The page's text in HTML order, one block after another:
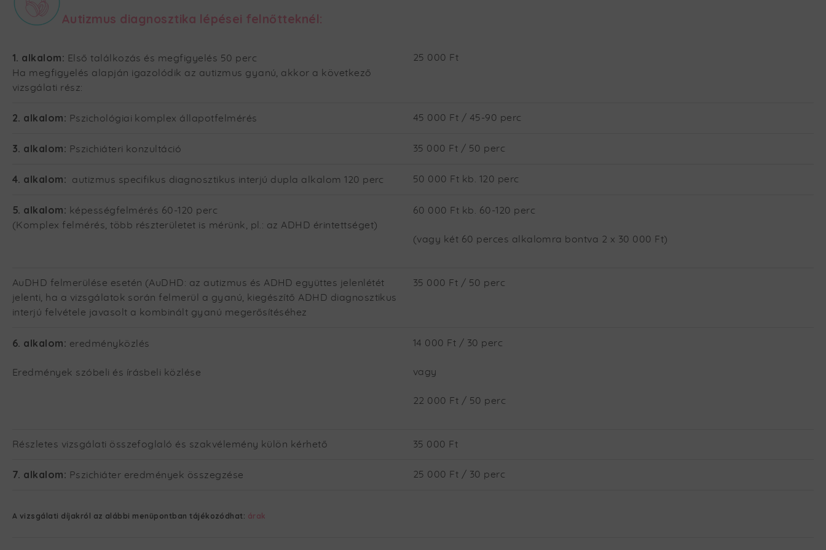
Autizmus diagnosztika lépései felnőtteknél:
1. alkalom: Első találkozás és megfigyelés 50 perc
Ha megfigyelés alapján igazolódik az autizmus gyanú, akkor a következő
vizsgálati rész:
25 000 Ft
2. alkalom: Pszichológiai komplex állapotfelmérés 45 000 Ft / 45-90 perc
3. alkalom: Pszichiáteri konzultáció 35 000 Ft / 50 perc
4. alkalom: autizmus specifikus diagnosztikus interjú dupla alkalom 120 perc 50 000 Ft kb. 120 perc
5. alkalom: képességfelmérés 60-120 perc
(Komplex felmérés, több részterületet is mérünk, pl.: az ADHD érintettséget)
60 000 Ft kb. 60-120 perc
(vagy két 60 perces alkalomra bontva 2 x 30 000 Ft)
AuDHD felmerülése esetén (AuDHD: az autizmus és ADHD együttes jelenlétét
jelenti, ha a vizsgálatok során felmerül a gyanú, kiegészítő ADHD diagnosztikus
interjú felvétele javasolt a kombinált gyanú megerősítéséhez
35 000 Ft / 50 perc
6. alkalom: eredményközlés
Eredmények szóbeli és írásbeli közlése
14 000 Ft / 30 perc
vagy
22 000 Ft / 50 perc
Részletes vizsgálati összefoglaló és szakvélemény külön kérhető 35 000 Ft
7. alkalom: Pszichiáter eredmények összegzése 25 000 Ft / 30 perc
A vizsgálati díjakról az alábbi menüpontban tájékozódhat: árak